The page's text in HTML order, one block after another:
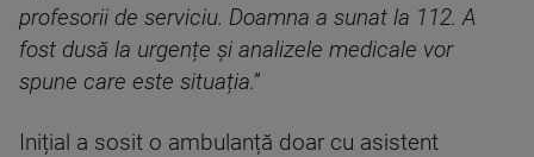
profesorii de serviciu. Doamna a sunat la 112. A
fost dusă la urgențe și analizele medicale vor
spune care este situația.”
Inițial a sosit o ambulanță doar cu asistent